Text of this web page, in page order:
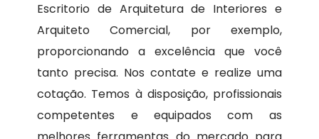
Escritorio de Arquitetura de Interiores e
Arquiteto Comercial, por exemplo,
proporcionando a excelência que você
tanto precisa. Nos contate e realize uma
cotação. Temos à disposição, profissionais
competentes e equipados com as